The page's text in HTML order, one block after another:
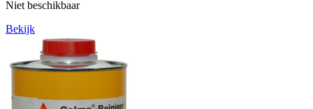
Niet beschikbaar
Bekijk